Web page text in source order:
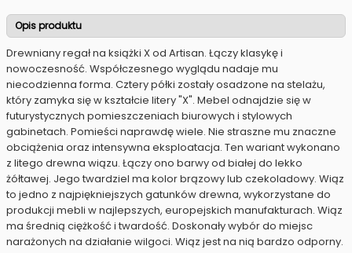
Opis produktu
Drewniany regał na książki X od Artisan. Łączy klasykę i
nowoczesność. Współczesnego wyglądu nadaje mu
niecodzienna forma. Cztery półki zostały osadzone na stelażu,
który zamyka się w kształcie litery "X". Mebel odnajdzie się w
futurystycznych pomieszczeniach biurowych i stylowych
gabinetach. Pomieści naprawdę wiele. Nie straszne mu znaczne
obciążenia oraz intensywna eksploatacja. Ten wariant wykonano
z litego drewna wiązu. Łączy ono barwy od białej do lekko
żółtawej. Jego twardziel ma kolor brązowy lub czekoladowy. Wiąz
to jedno z najpiękniejszych gatunków drewna, wykorzystane do
produkcji mebli w najlepszych, europejskich manufakturach. Wiąz
ma średnią ciężkość i twardość. Doskonały wybór do miejsc
narażonych na działanie wilgoci. Wiąz jest na nią bardzo odporny.